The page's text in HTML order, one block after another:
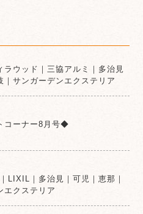
ラウッド｜三協アルミ｜多治見
｜サンガーデンエクステリア
コーナー8月号◆
LIXIL｜多治見｜可児｜恵那｜
エクステリア